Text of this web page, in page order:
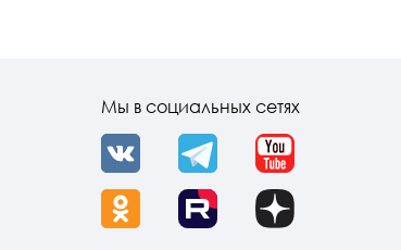
Мы в социальных сетях
VK Telegram YouTube
OK Rutube Dzen